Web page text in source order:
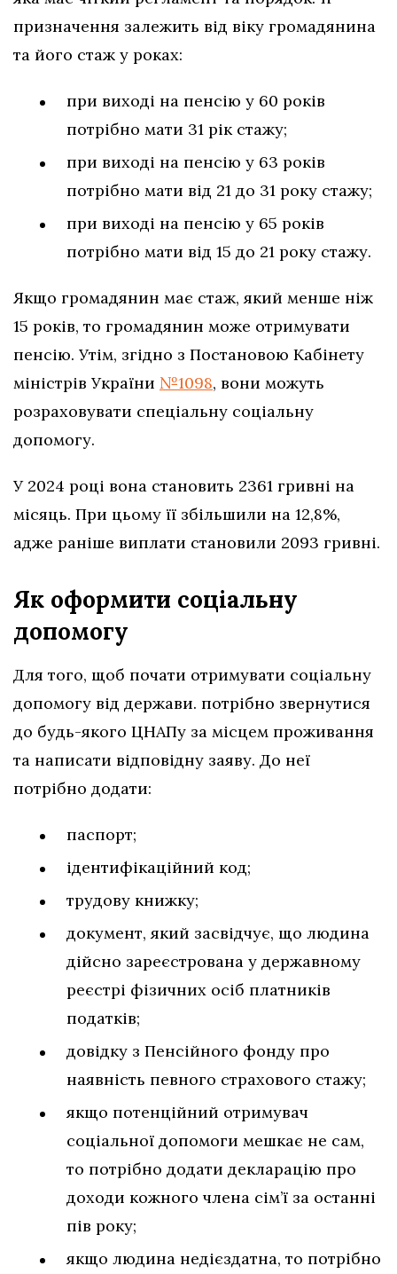
призначення залежить від віку громадянина
та його стаж у роках:
при виході на пенсію у 60 років
потрібно мати 31 рік стажу;
при виході на пенсію у 63 років
потрібно мати від 21 до 31 року стажу;
при виході на пенсію у 65 років
потрібно мати від 15 до 21 року стажу.
Якщо громадянин має стаж, який менше ніж
15 років, то громадянин може отримувати
пенсію. Утім, згідно з Постановою Кабінету
міністрів України №1098, вони можуть
розраховувати спеціальну соціальну
допомогу.
У 2024 році вона становить 2361 гривні на
місяць. При цьому її збільшили на 12,8%,
адже раніше виплати становили 2093 гривні.
Як оформити соціальну
допомогу
Для того, щоб почати отримувати соціальну
допомогу від держави. потрібно звернутися
до будь-якого ЦНАПу за місцем проживання
та написати відповідну заяву. До неї
потрібно додати:
паспорт;
ідентифікаційний код;
трудову книжку;
документ, який засвідчує, що людина
дійсно зареєстрована у державному
реєстрі фізичних осіб платників
податків;
довідку з Пенсійного фонду про
наявність певного страхового стажу;
якщо потенційний отримувач
соціальної допомоги мешкає не сам,
то потрібно додати декларацію про
доходи кожного члена сім’ї за останні
пів року;
якщо людина недієздатна, то потрібно